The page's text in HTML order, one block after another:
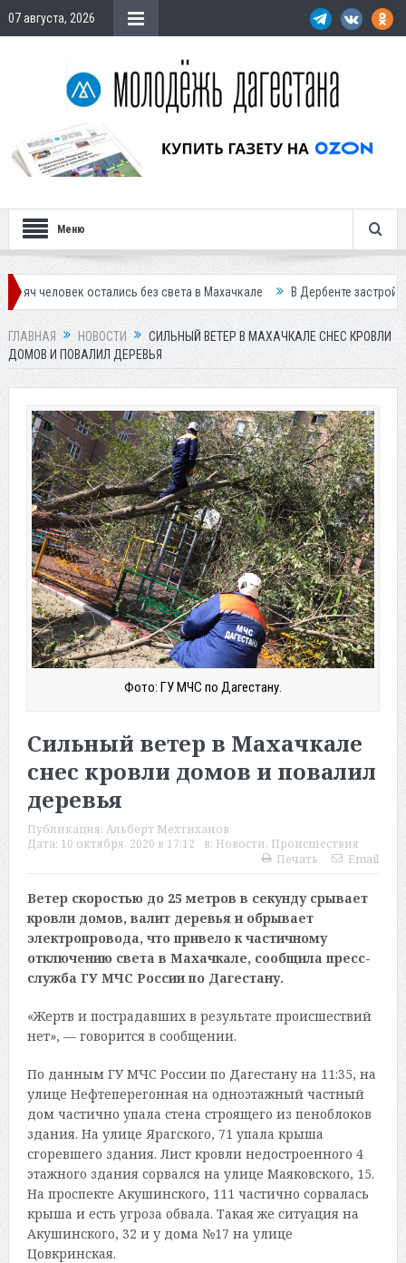
07 августа, 2026
Меню
остались без света в Махачкале В Дербенте застройщик осужден
ГЛАВНАЯ НОВОСТИ
СИЛЬНЫЙ ВЕТЕР В МАХАЧКАЛЕ СНЕС КРОВЛИ
ДОМОВ И ПОВАЛИЛ ДЕРЕВЬЯ
Фото: ГУ МЧС по Дагестану.
Сильный ветер в Махачкале
снес кровли домов и повалил
деревья
Публикация: Альберт Мехтиханов
Дата: 10 октября, 2020 в 17:12 в: Новости, Происшествия
Печать
Email
Ветер скоростью до 25 метров в секунду срывает
кровли домов, валит деревья и обрывает
электропровода, что привело к частичному
отключению света в Махачкале, сообщила пресс-
служба ГУ МЧС России по Дагестану.
«Жертв и пострадавших в результате происшествий
нет», — говорится в сообщении.
По данным ГУ МЧС России по Дагестану на 11:35, на
улице Нефтеперегонная на одноэтажный частный
дом частично упала стена строящего из пеноблоков
здания. На улице Ярагского, 71 упала крыша
сгоревшего здания. Лист кровли недостроенного 4
этажного здания сорвался на улице Маяковского, 15.
На проспекте Акушинского, 111 частично сорвалась
крыша и есть угроза обвала. Такая же ситуация на
Акушинского, 32 и у дома №17 на улице
Цовкринская.